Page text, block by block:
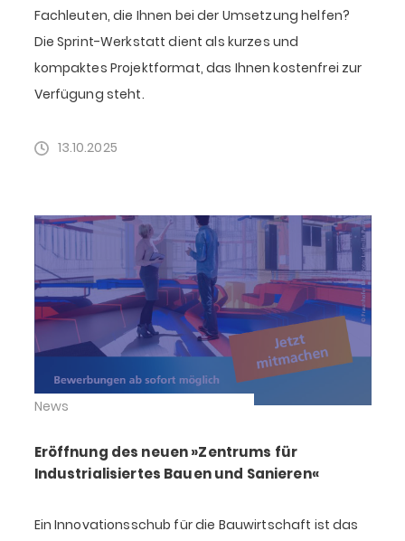
Fachleuten, die Ihnen bei der Umsetzung helfen?
Die Sprint-Werkstatt dient als kurzes und
kompaktes Projektformat, das Ihnen kostenfrei zur
Verfügung steht.
13.10.2025
News
Eröffnung des neuen »Zentrums für
Industrialisiertes Bauen und Sanieren«
Ein Innovationsschub für die Bauwirtschaft ist das